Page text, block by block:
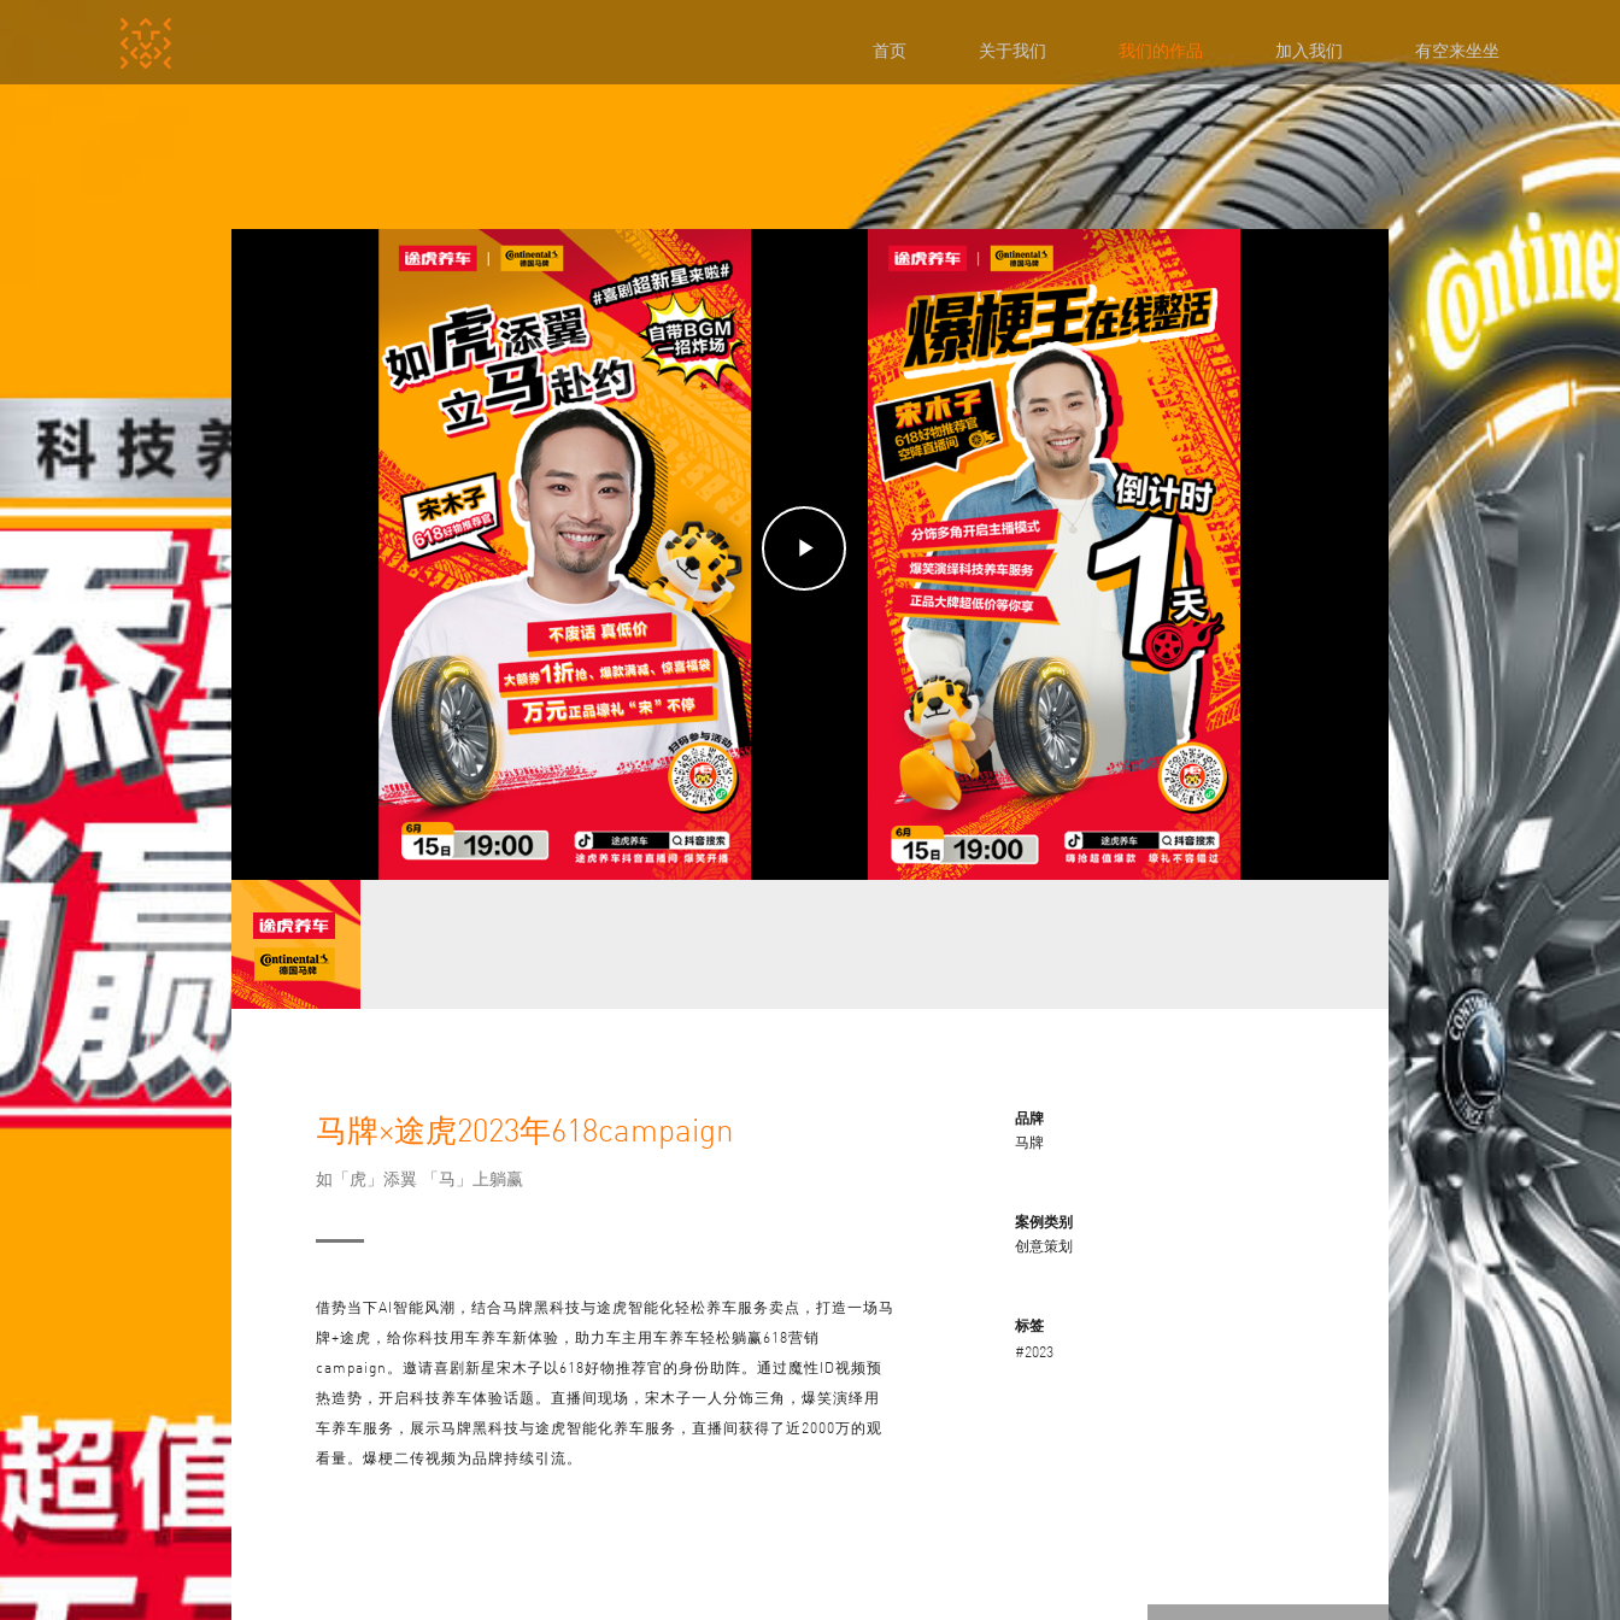
首页 关于我们 我们的作品 加入我们 有空来坐坐
整合营销 影响力营销 社交媒体运营 技术开发 创意策划
Play
马牌×途虎2023年618campaign
如「虎」添翼 「马」上躺赢
借势当下AI智能风潮，结合马牌黑科技与途虎智能化轻松养车服务卖点，打造一场马
牌+途虎，给你科技用车养车新体验，助力车主用车养车轻松躺赢618营销
campaign。邀请喜剧新星宋木子以618好物推荐官的身份助阵。通过魔性ID视频预
热造势，开启科技养车体验话题。直播间现场，宋木子一人分饰三角，爆笑演绎用
车养车服务，展示马牌黑科技与途虎智能化养车服务，直播间获得了近2000万的观
看量。爆梗二传视频为品牌持续引流。
品牌
马牌
案例类别
创意策划
标签
#2023